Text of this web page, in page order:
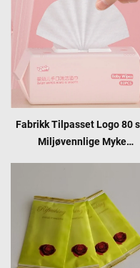
Fabrikk Tilpasset Logo 80
Miljøvennlige Myke
spedbarns munn hender
MOQ10000pakker